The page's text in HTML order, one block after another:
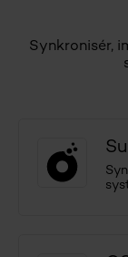
Synkronisér,